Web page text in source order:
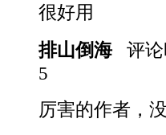
很好用
排山倒海
评论
5
厉害的作者，